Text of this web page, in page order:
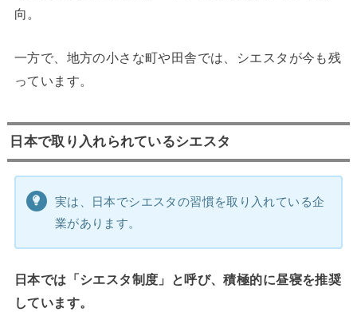
向。
一方で、地方の小さな町や田舎では、シエスタが今も残
っています。
日本で取り入れられているシエスタ
実は、日本でシエスタの習慣を取り入れている企
業があります。
日本では「シエスタ制度」と呼び、積極的に昼寝を推奨
しています。